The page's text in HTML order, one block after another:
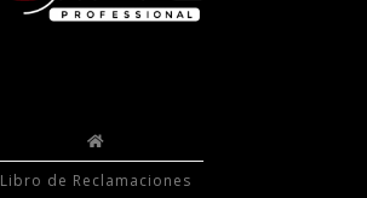
Libro de Reclamaciones